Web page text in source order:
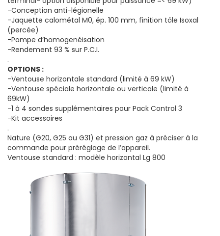
-Conception anti-légionelle
-Jaquette calométal M0, ép. 100 mm, finition tôle Isoxal
(percée)
-Pompe d’homogenéisation
-Rendement 93 % sur P.C.I.
.
OPTIONS :
-Ventouse horizontale standard (limité à 69 kW)
-Ventouse spéciale horizontale ou verticale (limité à
69kW)
-1 à 4 sondes supplémentaires pour Pack Control 3
-Kit accessoires
.
Nature (G20, G25 ou G31) et pression gaz à préciser à la
commande pour préréglage de l’appareil.
Ventouse standard : modèle horizontal Lg 800